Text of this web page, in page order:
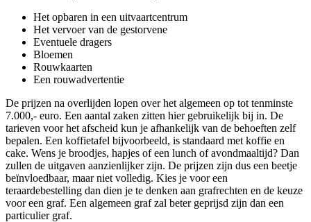
Het opbaren in een uitvaartcentrum
Het vervoer van de gestorvene
Eventuele dragers
Bloemen
Rouwkaarten
Een rouwadvertentie
De prijzen na overlijden lopen over het algemeen op tot tenminste
7.000,- euro. Een aantal zaken zitten hier gebruikelijk bij in. De
tarieven voor het afscheid kun je afhankelijk van de behoeften zelf
bepalen. Een koffietafel bijvoorbeeld, is standaard met koffie en
cake. Wens je broodjes, hapjes of een lunch of avondmaaltijd? Dan
zullen de uitgaven aanzienlijker zijn. De prijzen zijn dus een beetje
beïnvloedbaar, maar niet volledig. Kies je voor een
teraardebestelling dan dien je te denken aan grafrechten en de keuze
voor een graf. Een algemeen graf zal beter geprijsd zijn dan een
particulier graf.